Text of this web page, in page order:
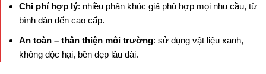
Chi phí hợp lý: nhiều phân khúc giá phù hợp mọi nhu cầu, từ
bình dân đến cao cấp.
An toàn – thân thiện môi trường: sử dụng vật liệu xanh,
không độc hại, bền đẹp lâu dài.